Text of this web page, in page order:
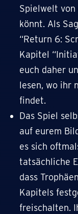
Spielwelt von
könnt. Als
“Return 6:
Kapitel
euch daher
lesen, wo ihr
findet.
Das Spiel
auf eurem
es sich
tatsächliche
dass
Kapitels
freischalten.